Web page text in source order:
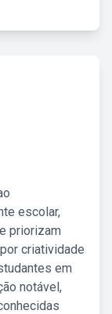
escolar,
priorizam
criatividade
em
notável,